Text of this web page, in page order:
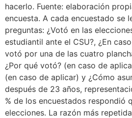
hacerlo. Fuente: elaboración
encuesta. A cada encuestado se
preguntas: ¿Votó en las
estudiantil ante el CSU?, ¿En
votó por una de las cuatro
¿Por qué votó? (en caso de
(en caso de aplicar) y ¿Cómo
después de 23 años,
% de los encuestados respondió
elecciones. La razón más